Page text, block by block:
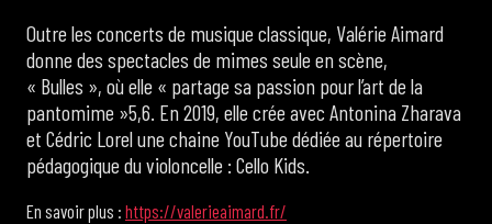
Outre les concerts de musique classique, Valérie Aimard
donne des spectacles de mimes seule en scène,
« Bulles », où elle « partage sa passion pour l’art de la
pantomime »5,6. En 2019, elle crée avec Antonina Zharava
et Cédric Lorel une chaine YouTube dédiée au répertoire
pédagogique du violoncelle : Cello Kids.
En savoir plus : https://valerieaimard.fr/